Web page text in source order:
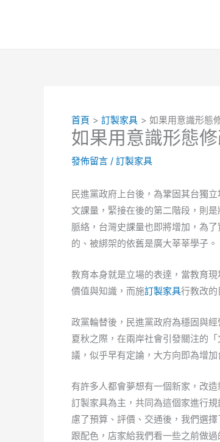
首頁 訂製家具 如果用意識形態
如果用意識形態
發佈留言 / 訂製家具
民進黨政府上台後，為鞏固其台獨
文課量，緊接在後的第二階段，則
脈絡，台灣史課量也即將增加，為
的、被綁架的依舊是廣大莘莘學子。
教育本身就是立場的表達，當教育
價值與知識，而施訂製家具行教改的
政黨輪替後，民進黨政府為穩固與
夏秋之際，在兩岸社會引發關注的
議，似乎早有定論，大方向即為增加
有許多人都會夢想有一個新家，改
訂製家具為主，共同為這個家進行
慮了預算、評價、交通後，我們選
跟配色，店家給我們看一些之前做